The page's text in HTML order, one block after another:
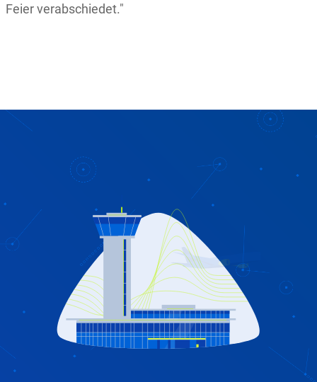
Feier verabschiedet."